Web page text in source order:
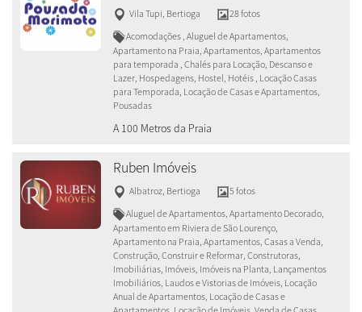
Vila Tupi Bertioga
28 fotos
Acomodações , Aluguel de Apartamentos,
Apartamento na Praia, Apartamentos, Apartamentos
para temporada , Chalés para Locação, Descanso e
Lazer, Hospedagens, Hostel, Hotéis , Locação Casas
para Temporada, Locação de Casas e Apartamentos,
Pousadas
A 100 Metros da Praia
Ruben Imóveis
Albatroz, Bertioga
5 fotos
Aluguel de Apartamentos, Apartamento Decorado,
Apartamento em Riviera de São Lourenço,
Apartamento na Praia, Apartamentos, Casas a Venda,
Construção, Construir e Reformar, Construtoras,
Imobiliárias, Imóveis, Imóveis na Planta, Lançamentos
Imobiliários, Laudos e Vistorias de Imóveis, Locação
Anual de Apartamentos, Locação de Casas e